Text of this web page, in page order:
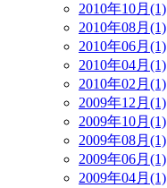
2010年10月(1)
2010年08月(1)
2010年06月(1)
2010年04月(1)
2010年02月(1)
2009年12月(1)
2009年10月(1)
2009年08月(1)
2009年06月(1)
2009年04月(1)